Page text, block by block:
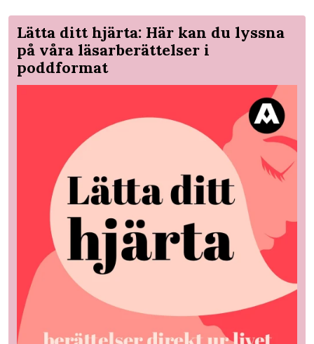
Lätta ditt hjärta: Här kan du lyssna
på våra läsarberättelser i
poddformat